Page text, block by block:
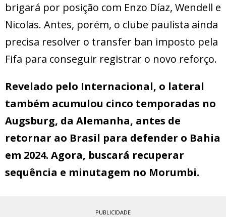
brigará por posição com Enzo Díaz, Wendell e
Nicolas. Antes, porém, o clube paulista ainda
precisa resolver o transfer ban imposto pela
Fifa para conseguir registrar o novo reforço.
Revelado pelo Internacional, o lateral
também acumulou cinco temporadas no
Augsburg, da Alemanha, antes de
retornar ao Brasil para defender o Bahia
em 2024. Agora, buscará recuperar
sequência e minutagem no Morumbi.
PUBLICIDADE